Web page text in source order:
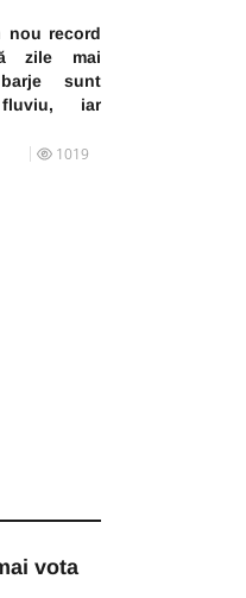
nou record
zile mai
sunt
iar
1019
vota